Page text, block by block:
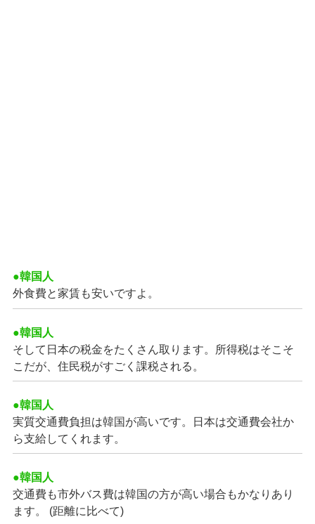
●韓国人
外食費と家賃も安いですよ。
●韓国人
そして日本の税金をたくさん取ります。所得税はそこそ
こだが、住民税がすごく課税される。
●韓国人
実質交通費負担は韓国が高いです。日本は交通費会社か
ら支給してくれます。
●韓国人
交通費も市外バス費は韓国の方が高い場合もかなりあり
ます。 (距離に比べて)